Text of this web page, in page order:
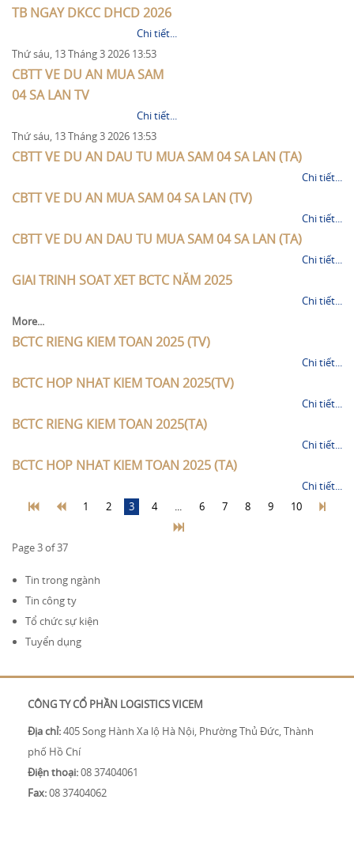
TB NGAY DKCC DHCD 2026
Chi tiết...
Thứ sáu, 13 Tháng 3 2026 13:53
CBTT VE DU AN MUA SAM
04 SA LAN TV
Chi tiết...
Thứ sáu, 13 Tháng 3 2026 13:53
CBTT VE DU AN DAU TU MUA SAM 04 SA LAN (TA)
Chi tiết...
CBTT VE DU AN MUA SAM 04 SA LAN (TV)
Chi tiết...
CBTT VE DU AN DAU TU MUA SAM 04 SA LAN (TA)
Chi tiết...
GIAI TRINH SOAT XET BCTC NĂM 2025
Chi tiết...
More...
BCTC RIENG KIEM TOAN 2025 (TV)
Chi tiết...
BCTC HOP NHAT KIEM TOAN 2025(TV)
Chi tiết...
BCTC RIENG KIEM TOAN 2025(TA)
Chi tiết...
BCTC HOP NHAT KIEM TOAN 2025 (TA)
Chi tiết...
1
2 3 4 ... 6 7 8 9 10
Page 3 of 37
Tin trong ngành
Tin công ty
Tổ chức sự kiện
Tuyển dụng
CÔNG TY CỔ PHẦN LOGISTICS VICEM
Địa chỉ:405 Song Hành Xa lộ Hà Nội, Phường Thủ Đức, Thành
phố Hồ Chí
Điện thoại:08 37404061
Fax:08 37404062